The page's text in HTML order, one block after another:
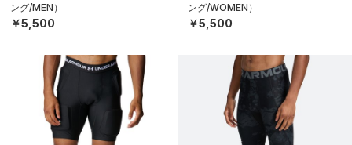
ング/MEN）
￥5,500
ング/WOMEN）
￥5,500